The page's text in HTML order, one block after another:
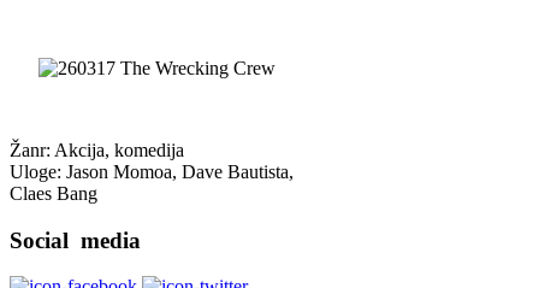
Žanr: Akcija, komedija
Uloge: Jason Momoa, Dave Bautista,
Claes Bang
Social media